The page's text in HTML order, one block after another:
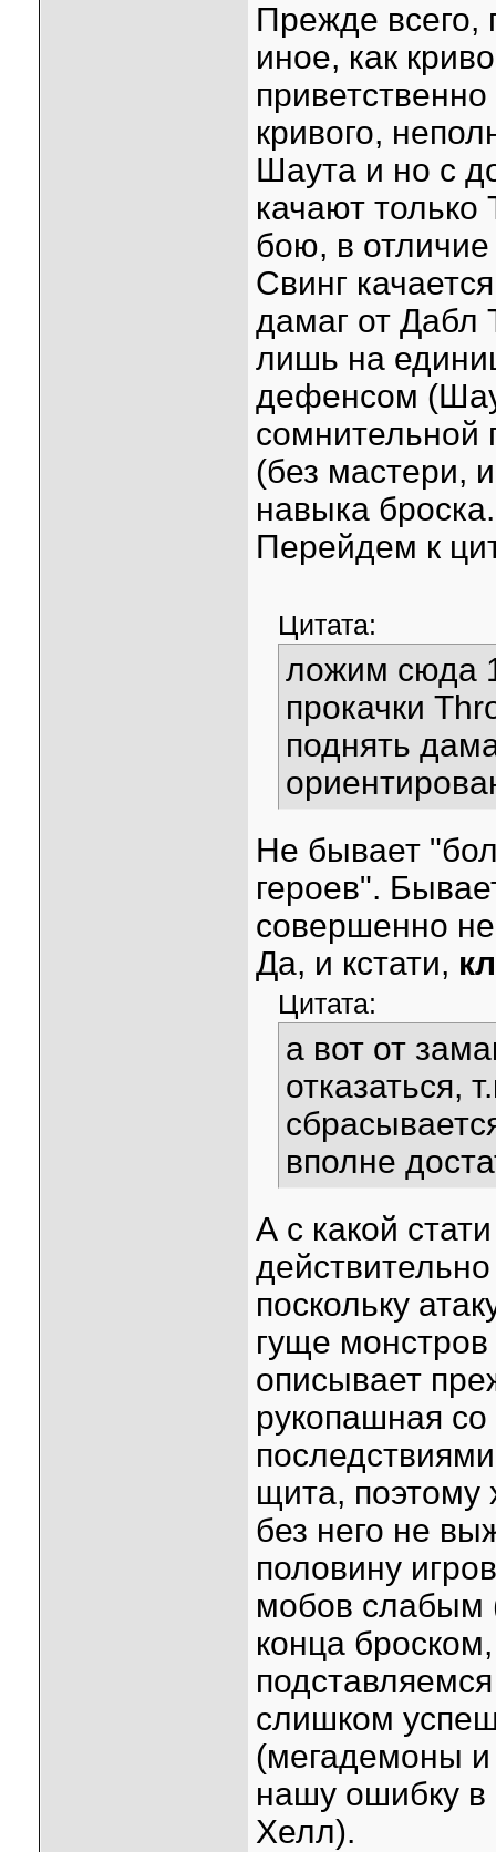
Прежде всего,
иное, как
кривого,
Шаута и но с
качают только
бою, в
Свинг
дамаг от Дабл
лишь на
дефенсом
сомнительной
(без мастери,
навыка
Перейдем к
Цитата:
ложим сюда
прокачки
поднять
Не бывает
героев".
совершенно
Да, и кстати,
Цитата:
а вот от
отказаться,
вполне
А с какой
поскольку
гуще
описывает
рукопашная
щита, поэтому
без него не
половину
мобов слабым
конца
слишком
(мегадемоны
нашу ошибку в
Хелл).